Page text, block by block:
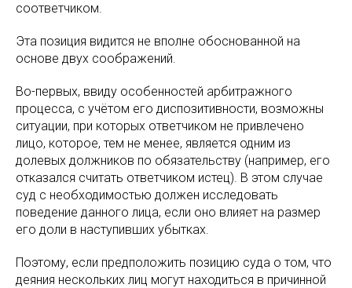
соответчиком.
Эта позиция видится не вполне обоснованной на
основе двух соображений.
Во-первых, ввиду особенностей арбитражного
процесса, с учётом его диспозитивности, возможны
ситуации, при которых ответчиком не привлечено
лицо, которое, тем не менее, является одним из
долевых должников по обязательству (например, его
отказался считать ответчиком истец). В этом случае
суд с необходимостью должен исследовать
поведение данного лица, если оно влияет на размер
его доли в наступивших убытках.
Поэтому, если предположить позицию суда о том, что
деяния нескольких лиц могут находиться в причинной